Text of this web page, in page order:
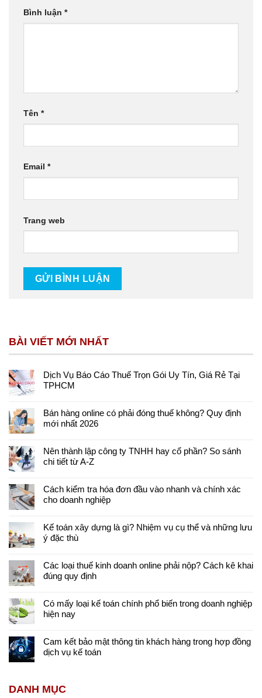
Bình luận *
Tên *
Email *
Trang web
BÀI VIẾT MỚI NHẤT
Dịch Vụ Báo Cáo Thuế Trọn Gói Uy Tín, Giá Rẻ Tại
TPHCM
Bán hàng online có phải đóng thuế không? Quy định
mới nhất 2026
Nên thành lập công ty TNHH hay cổ phần? So sánh
chi tiết từ A-Z
Cách kiểm tra hóa đơn đầu vào nhanh và chính xác
cho doanh nghiệp
Kế toán xây dựng là gì? Nhiệm vụ cụ thể và những lưu
ý đặc thù
Các loại thuế kinh doanh online phải nộp? Cách kê khai
đúng quy định
Có mấy loại kế toán chính phổ biến trong doanh nghiệp
hiện nay
Cam kết bảo mật thông tin khách hàng trong hợp đồng
dịch vụ kế toán
DANH MỤC